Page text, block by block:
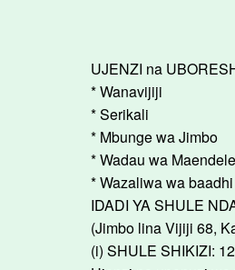
UJENZI na
* Wanavijiji
* Serikali
* Mbunge wa Jimbo
* Wadau wa
* Wazaliwa wa
IDADI YA SHULE
(Jimbo lina Vijiji 68,
(i) SHULE SHIKIZI: 12